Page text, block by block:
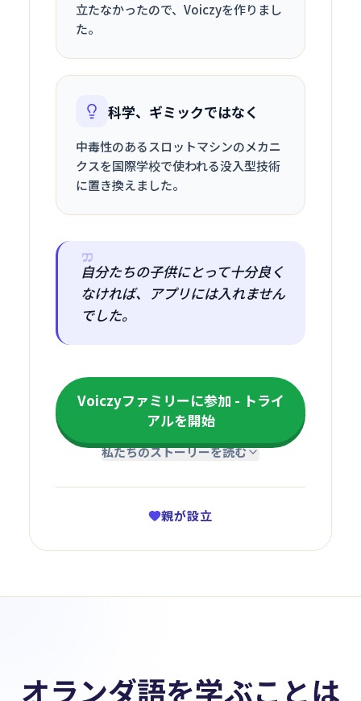
立たなかったので、Voiczyを作りまし
た。
科学、ギミックではなく
中毒性のあるスロットマシンのメカニ
クスを国際学校で使われる没入型技術
に置き換えました。
自分たちの子供にとって十分良く
なければ、アプリには入れません
でした。
Voiczyファミリーに参加 - トライ
アルを開始
私たちのストーリーを読む
親が設立
オランダ語を学ぶことは